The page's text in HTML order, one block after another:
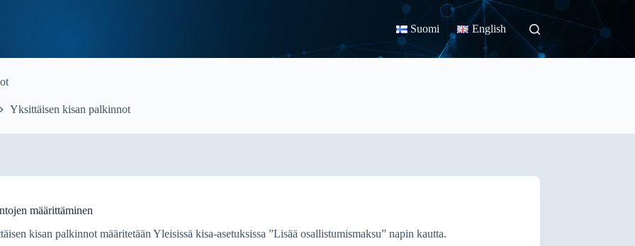
Suomi English
Yksittäisen kisan palkinnot
määrittäminen
kisan palkinnot määritetään Yleisissä kisa-asetuksissa ”Lisää osallistumismaksu” napin kautta.